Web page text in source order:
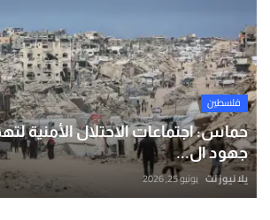
فلسطين
حماس: اجتماعات الاحتلال الأمنية
جهود ال...
يلا نيوز نت يونيو 25, 2026